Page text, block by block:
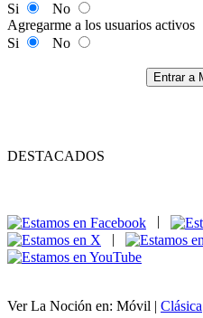
Si
No
Agregarme a los usuarios activos
Si
No
Entrar a
DESTACADOS
|
Ver La Noción en: Móvil | Clásica